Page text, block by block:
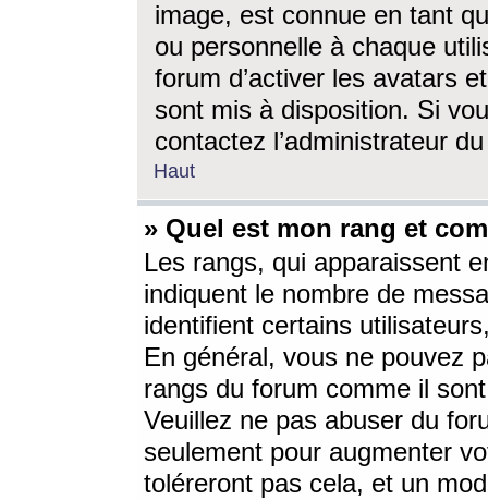
image, est connue en tant
ou personnelle à chaque
forum d’activer les avatars
sont mis à disposition. Si
contactez l’administrateur
Haut
» Quel est mon rang et
Les rangs, qui apparaissent
indiquent le nombre de
identifient certains
En général, vous ne pouvez
rangs du forum comme il
Veuillez ne pas abuser du
seulement pour augmenter
toléreront pas cela, et un